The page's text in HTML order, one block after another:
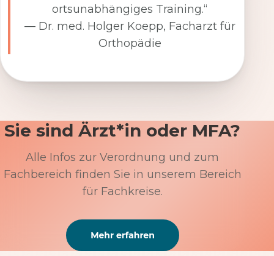
ortsunabhängiges Training.“
— Dr. med. Holger Koepp, Facharzt für
Orthopädie
Sie sind Ärzt*in oder MFA?
Alle Infos zur Verordnung und zum
Fachbereich finden Sie in unserem Bereich
für Fachkreise.